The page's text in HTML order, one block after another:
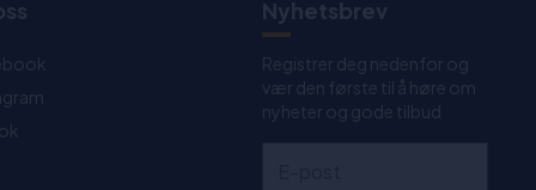
Nyhetsbrev
Registrer deg nedenfor og
vær den første til å høre om
nyheter og gode tilbud